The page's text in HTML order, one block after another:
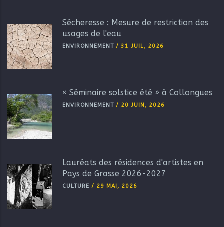
Sécheresse : Mesure de restriction des
usages de l'eau
ENVIRONNEMENT / 31 JUIL, 2026
« Séminaire solstice été » à Collongues
ENVIRONNEMENT / 20 JUIN, 2026
Lauréats des résidences d'artistes en
Pays de Grasse 2026-2027
CULTURE / 29 MAI, 2026